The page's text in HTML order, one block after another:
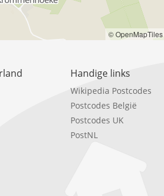
© OpenMapTiles
Handige links
Wikipedia Postcodes
Postcodes België
Postcodes UK
PostNL